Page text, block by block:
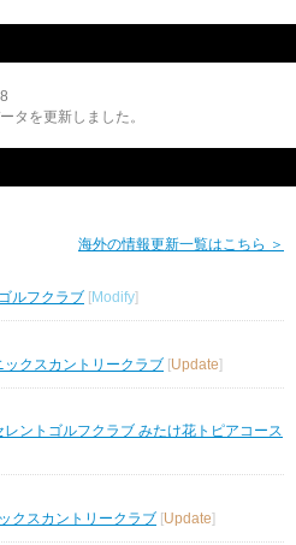
タを更新しました。
海外の情報更新一覧はこちら ＞
ルフクラブ
Modify
ックスカントリークラブ [Update]
ントゴルフクラブ みたけ花トピアコース
クスカントリークラブ [Update]